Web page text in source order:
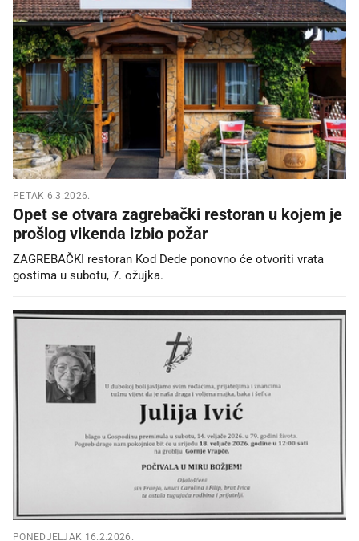
PETAK 6.3.2026.
Opet se otvara zagrebački restoran u kojem je
prošlog vikenda izbio požar
ZAGREBAČKI restoran Kod Dede ponovno će otvoriti vrata
gostima u subotu, 7. ožujka.
PONEDJELJAK 16.2.2026.